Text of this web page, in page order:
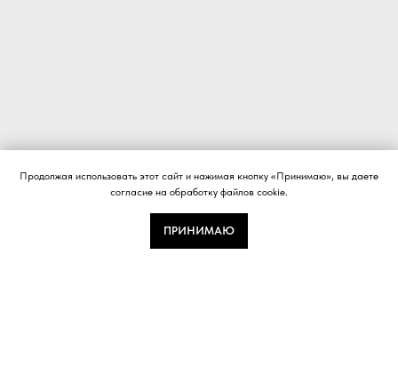
Продолжая использовать этот сайт и нажимая кнопку «Принимаю», вы даете
согласие на обработку файлов cookie.
ПРИНИМАЮ